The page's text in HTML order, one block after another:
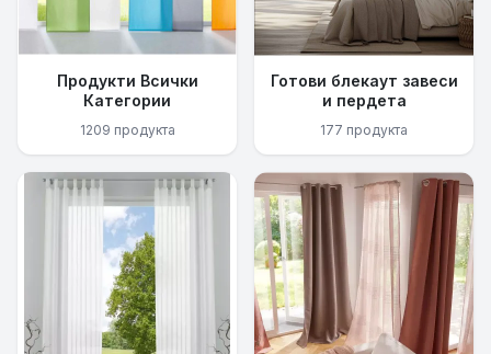
Продукти Всички
Категории
1209 продукта
Готови блекаут завеси
и пердета
177 продукта